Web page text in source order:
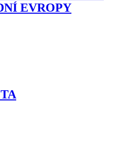
EVROPY